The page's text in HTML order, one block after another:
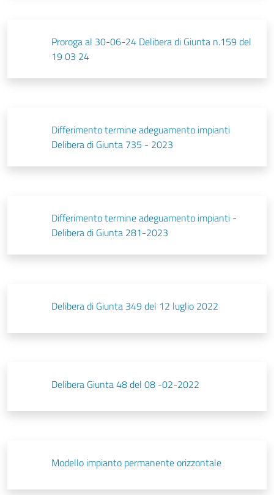
Proroga al 30-06-24 Delibera di Giunta n.159 del
19 03 24
Differimento termine adeguamento impianti
Delibera di Giunta 735 - 2023
Differimento termine adeguamento impianti -
Delibera di Giunta 281-2023
Delibera di Giunta 349 del 12 luglio 2022
Delibera Giunta 48 del 08 -02-2022
Modello impianto permanente orizzontale